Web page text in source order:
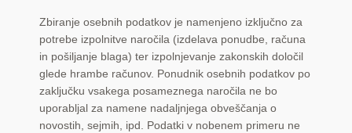
Zbiranje osebnih podatkov je namenjeno izključno za
potrebe izpolnitve naročila (izdelava ponudbe, računa
in pošiljanje blaga) ter izpolnjevanje zakonskih določil
glede hrambe računov. Ponudnik osebnih podatkov po
zaključku vsakega posameznega naročila ne bo
uporabljal za namene nadaljnjega obveščanja o
novostih, sejmih, ipd. Podatki v nobenem primeru ne